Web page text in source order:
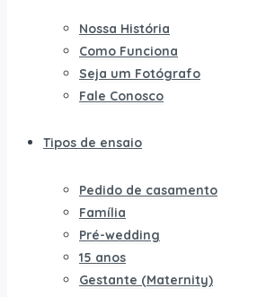
Nossa História
Como Funciona
Seja um Fotógrafo
Fale Conosco
Tipos de ensaio
Pedido de casamento
Família
Pré-wedding
15 anos
Gestante (Maternity)